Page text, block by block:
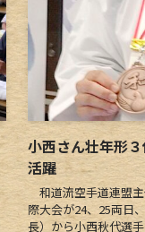
小西さん壮年形
活躍
和道流空手道連盟
際大会が24、25両日
長）から小西秋代選